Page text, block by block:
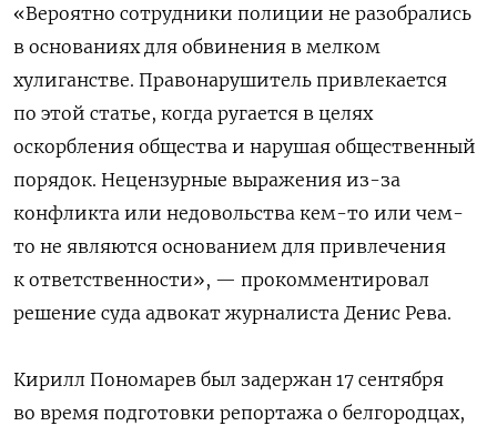
«Вероятно сотрудники полиции не разобрались
в основаниях для обвинения в мелком
хулиганстве. Правонарушитель привлекается
по этой статье, когда ругается в целях
оскорбления общества и нарушая общественный
порядок. Нецензурные выражения из-за
конфликта или недовольства кем-то или чем-
то не являются основанием для привлечения
к ответственности», — прокомментировал
решение суда адвокат журналиста Денис Рева.
Кирилл Пономарев был задержан 17 сентября
во время подготовки репортажа о белгородцах,